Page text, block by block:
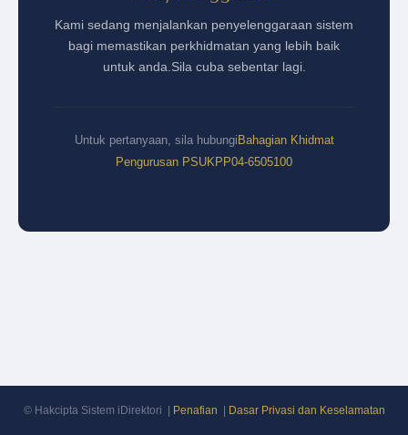
Kami sedang menjalankan penyelenggaraan sistem
bagi memastikan perkhidmatan yang lebih baik
untuk anda. Sila cuba sebentar lagi.
Untuk pertanyaan, sila hubungi Bahagian Khidmat
Pengurusan PSUKPP04-6505100
© Hakcipta Sistem iDirektori | Penafian Dasar Privasi dan Keselamatan